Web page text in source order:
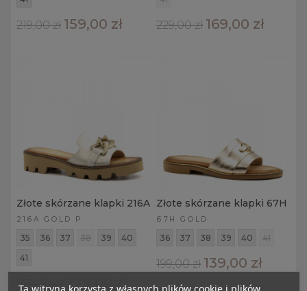
219,00 zł 159,00 zł 229,00 zł 169,00 zł
Złote skórzane klapki 216A
216A GOLD P
35 36 37 38 39
40
41
299,00 zł 229,00 zł
Złote skórzane klapki 67H
67H GOLD
36 37 38 39 40 41
199,00 zł 139,00 zł
Ta witryna korzysta z własnych plików cookie i plików